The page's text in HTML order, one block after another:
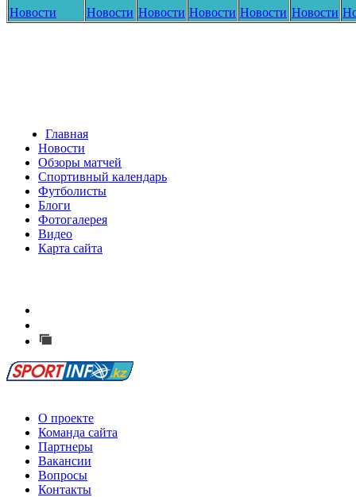
Новости Новости Новости Новости Новости Новости
Главная
Новости
Обзоры матчей
Спортивный календарь
Футболисты
Блоги
Фотогалерея
Видео
Карта сайта
О проекте
Команда сайта
Партнеры
Вакансии
Вопросы
Контакты